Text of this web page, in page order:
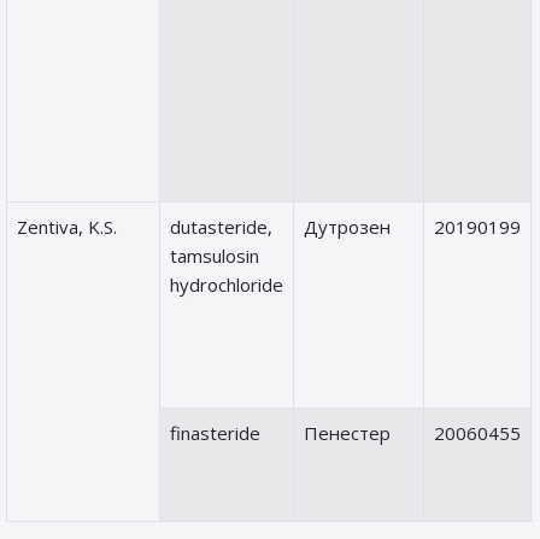
Zentiva, K.S.
dutasteride,
tamsulosin
hydrochloride
Дутрозен 20190199
finasteride Пенестер 20060455